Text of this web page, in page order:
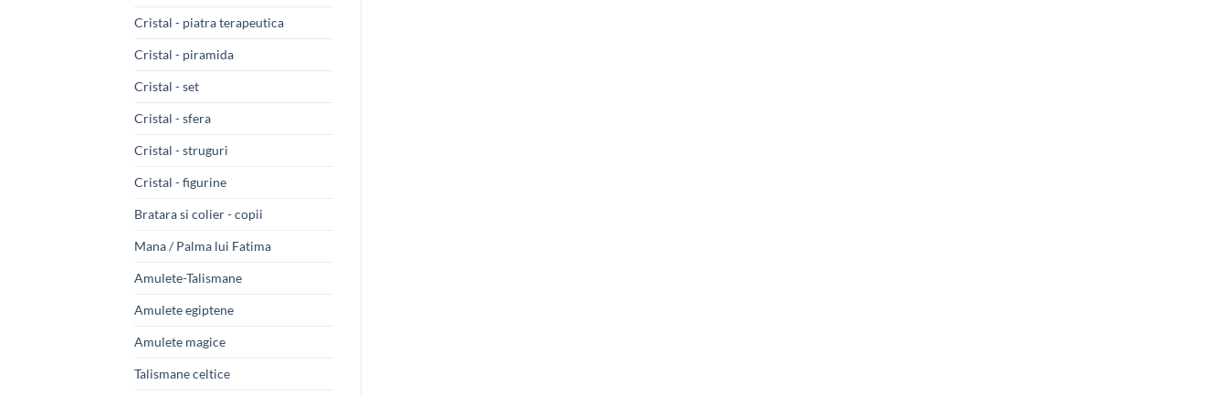
Cristal - piatra terapeutica
Cristal - piramida
Cristal - set
Cristal - sfera
Cristal - struguri
Cristal - figurine
Bratara si colier - copii
Mana / Palma lui Fatima
Amulete-Talismane
Amulete egiptene
Amulete magice
Talismane celtice